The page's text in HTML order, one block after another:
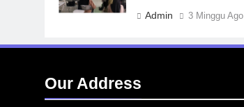
Admin 3 Minggu Ago
Our Address